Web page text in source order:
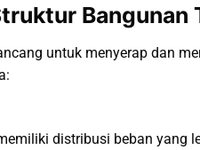
Bangunan
untuk menyerap dan
distribusi beban yang